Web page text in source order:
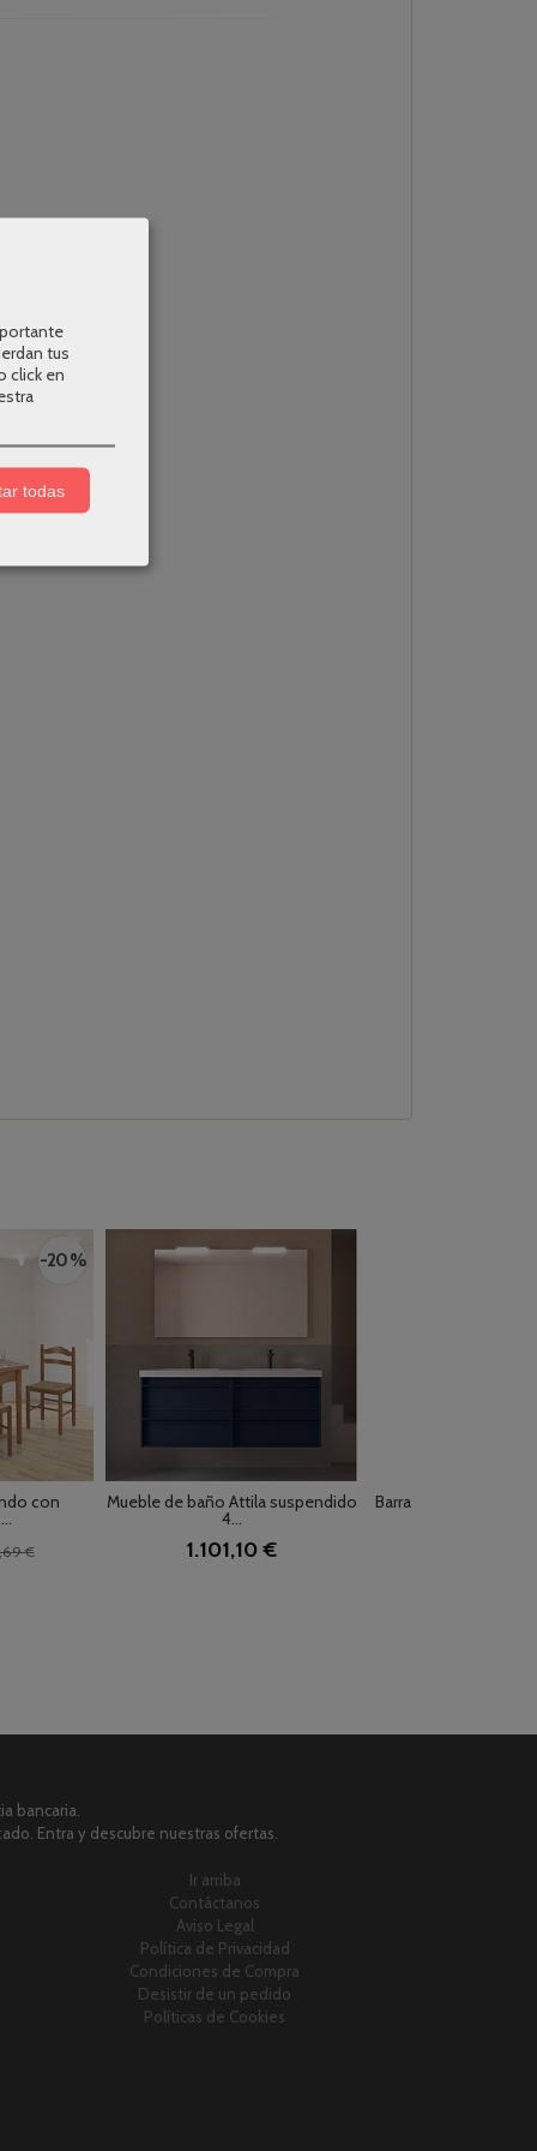
-20 %
con
€
Mueble de baño Attila suspendido
4...
1.101,10 €
Barra de ducha
bancaria.
Entra y descubre nuestras ofertas.
Ir arriba
Contáctanos
Aviso Legal
Política de Privacidad
Condiciones de Compra
Desistir de un pedido
Políticas de Cookies
tus
click en
todas